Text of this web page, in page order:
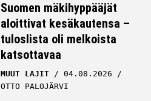
Suomen mäkihyppääjät
aloittivat kesäkautensa –
tuloslista oli melkoista
katsottavaa
MUUT LAJIT
04.08.2026
OTTO PALOJÄRVI